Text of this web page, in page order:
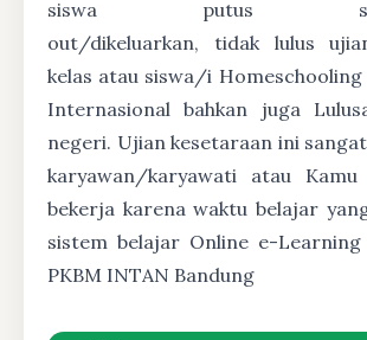
siswa putus
out/dikeluarkan, tidak lulus
kelas atau siswa/i Homeschooling
Internasional bahkan juga
negeri. Ujian kesetaraan ini
karyawan/karyawati atau Kamu
bekerja karena waktu belajar
sistem belajar Online e-
PKBM INTAN Bandung